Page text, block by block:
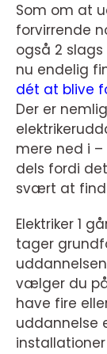
Som om at
forvirrende
også 2
nu endelig
dét at blive
Der er
mere ned i
dels fordi
svært at
Elektriker 1
tager
vælger du
have fire
uddannelse